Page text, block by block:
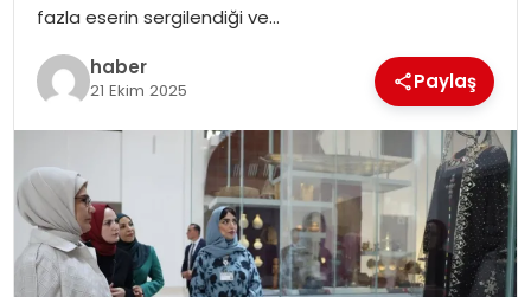
GENEL
fazla eserin sergilendiği ve…
haber
21 Ekim 2025 Paylaş